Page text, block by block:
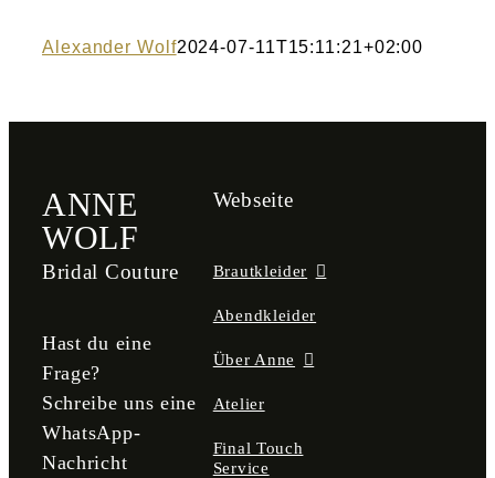
Alexander Wolf2024-07-11T15:11:21+02:00
ANNE
WOLF
Bridal Couture
Hast du eine
Frage?
Schreibe uns eine
WhatsApp-
Nachricht
Webseite
Brautkleider
Abendkleider
Über Anne
Atelier
Final Touch
Service